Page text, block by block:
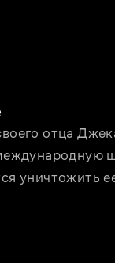
отца
уничтожить